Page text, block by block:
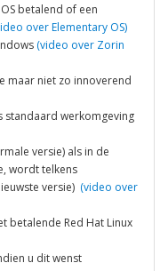
betalend of een
over Elementary OS)
(video over Zorin
maar niet zo innoverend
standaard werkomgeving
versie) als in de
wordt telkens
versie) (video over
betalende Red Hat Linux
u dit wenst